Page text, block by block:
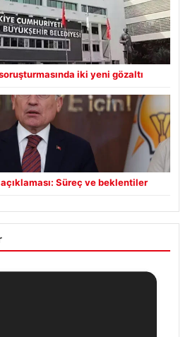
iki yeni gözaltı
açıklaması: Süreç ve beklentiler